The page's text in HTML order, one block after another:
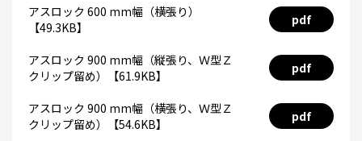
アスロック 600 mm幅（横張り）
【49.3KB】
pdf
アスロック 900 mm幅（縦張り、Ｗ型Ｚ
クリップ留め）【61.9KB】
pdf
アスロック 900 mm幅（横張り、Ｗ型Ｚ
クリップ留め）【54.6KB】
pdf